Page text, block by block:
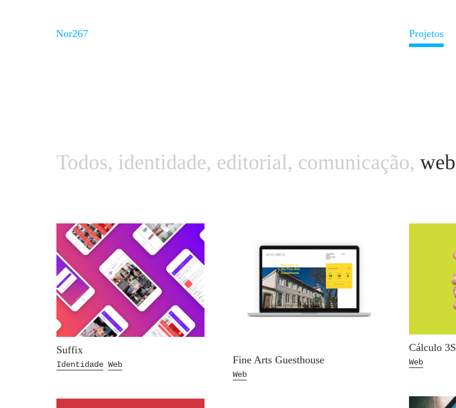
Nor267 Projetos
Todos, identidade, editorial, comunicação, web
Suffix
Identidade Web Fine Arts Guesthouse
Web
Cálculo 3S
Web